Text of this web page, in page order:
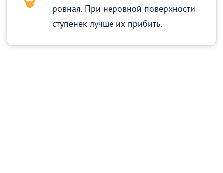
ровная. При неровной поверхности
ступенек лучше их прибить.